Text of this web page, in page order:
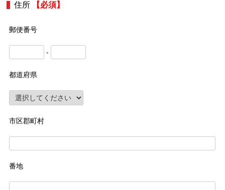
住所 【必須】
郵便番号
-
都道府県
市区郡町村
番地